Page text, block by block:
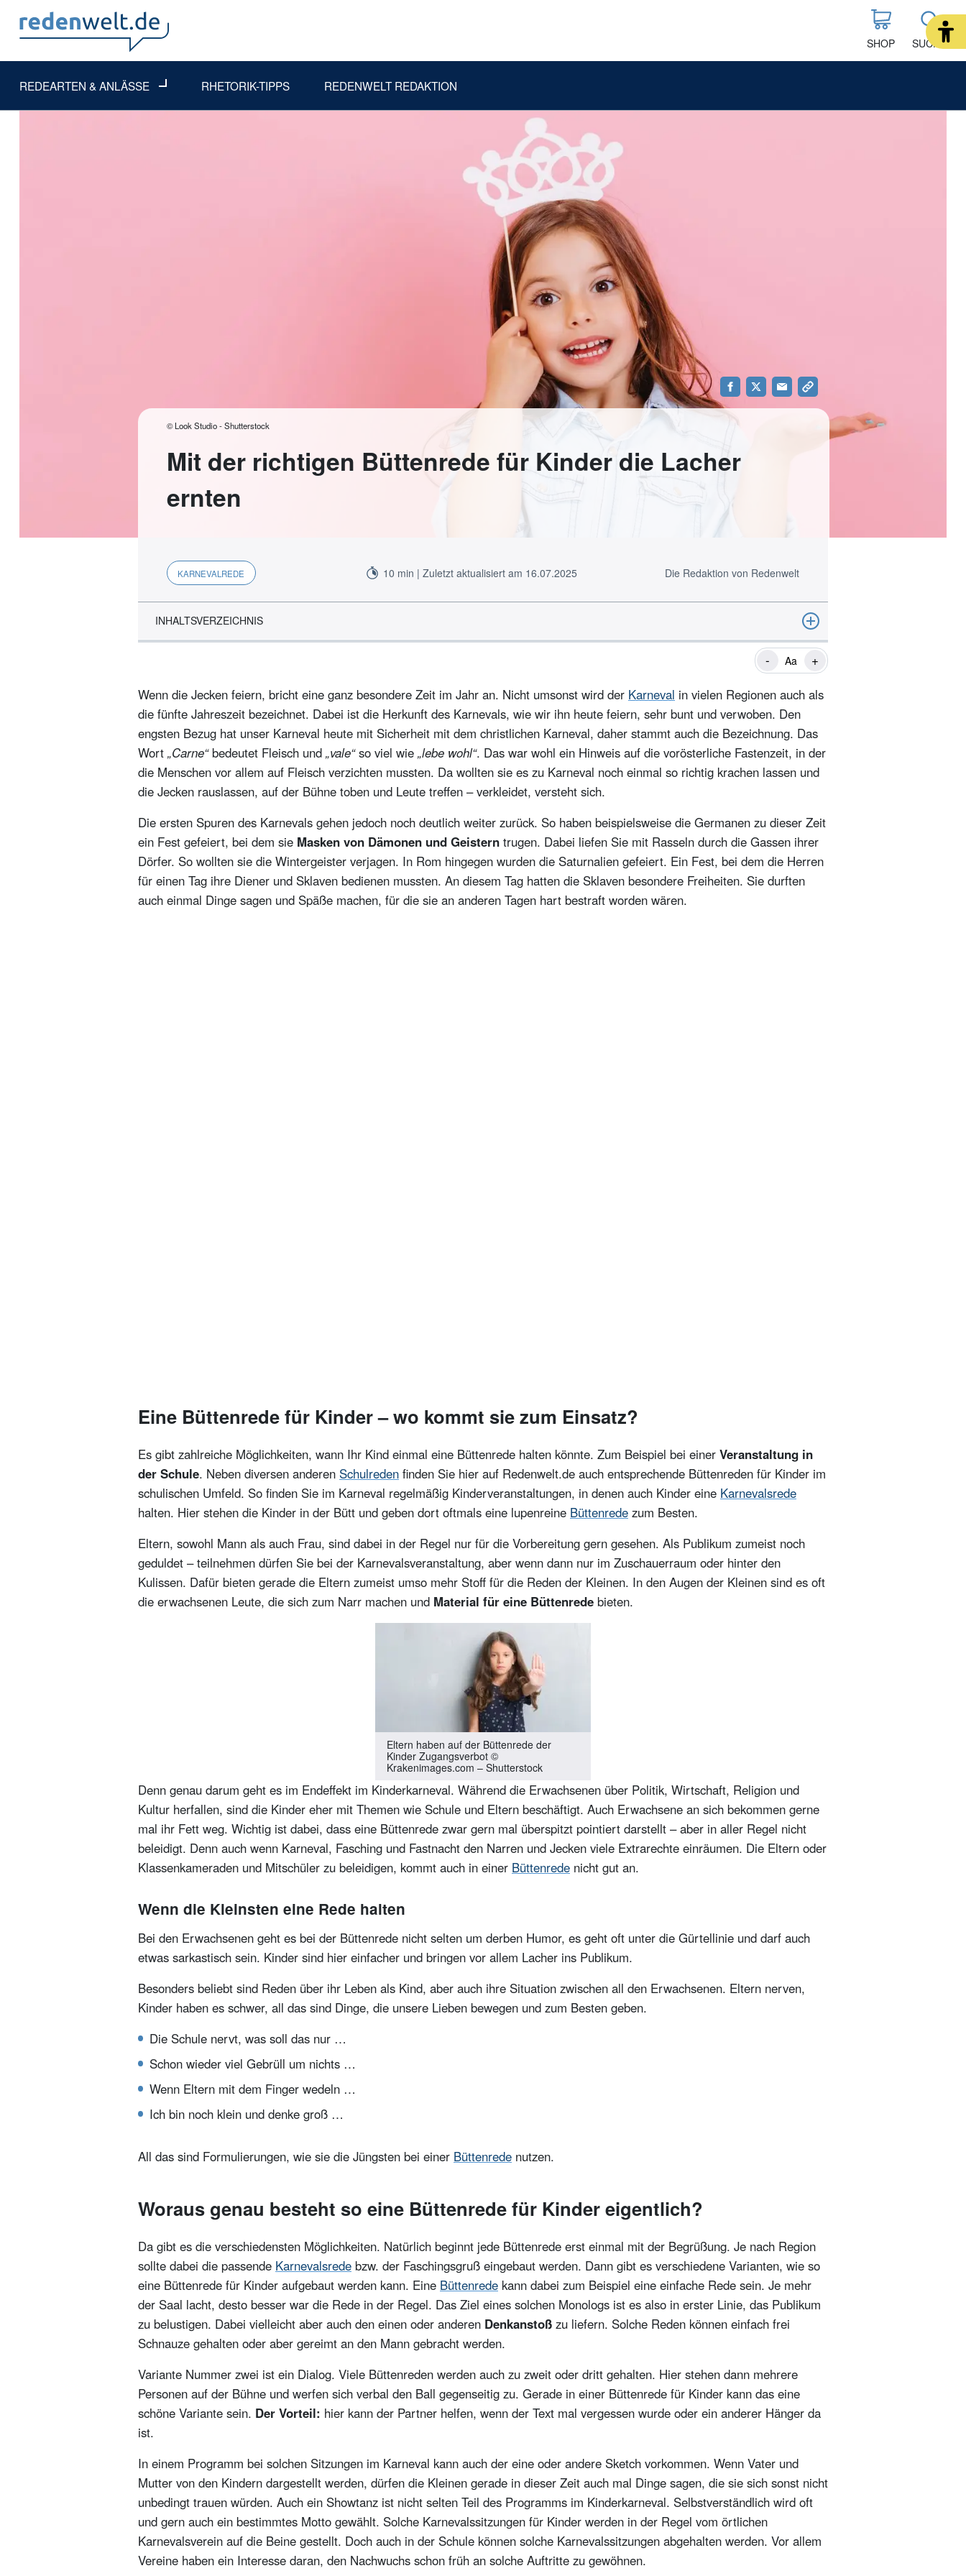
SHOP SUCHE
REDEARTEN & ANLÄSSE RHETORIK-TIPPS REDENWELT REDAKTION
© Look Studio - Shutterstock
Mit der richtigen Büttenrede für Kinder die Lacher
ernten
KARNEVALREDE 10 min | Zuletzt aktualisiert am 16.07.2025 Die Redaktion von Redenwelt
INHALTSVERZEICHNIS
Verkleidungen selber machen – so geht’s kinderleicht
Die Büttenrede vorbereiten – darauf gilt es zu achten
- Aa
+
Wenn die Jecken feiern, bricht eine ganz besondere Zeit im Jahr an. Nicht umsonst wird der Karneval in vielen Regionen auch als
die fünfte Jahreszeit bezeichnet. Dabei ist die Herkunft des Karnevals, wie wir ihn heute feiern, sehr bunt und verwoben. Den
engsten Bezug hat unser Karneval heute mit Sicherheit mit dem christlichen Karneval, daher stammt auch die Bezeichnung. Das
Wort „Carne“bedeutet Fleisch und „vale“so viel wie „lebe wohl“. Das war wohl ein Hinweis auf die vorösterliche Fastenzeit, in der
die Menschen vor allem auf Fleisch verzichten mussten. Da wollten sie es zu Karneval noch einmal so richtig krachen lassen und
die Jecken rauslassen, auf der Bühne toben und Leute treffen – verkleidet, versteht sich.
Die ersten Spuren des Karnevals gehen jedoch noch deutlich weiter zurück. So haben beispielsweise die Germanen zu dieser Zeit
ein Fest gefeiert, bei dem sie Masken von Dämonen und Geistern trugen. Dabei liefen Sie mit Rasseln durch die Gassen ihrer
Dörfer. So wollten sie die Wintergeister verjagen. In Rom hingegen wurden die Saturnalien gefeiert. Ein Fest, bei dem die Herren
für einen Tag ihre Diener und Sklaven bedienen mussten. An diesem Tag hatten die Sklaven besondere Freiheiten. Sie durften
auch einmal Dinge sagen und Späße machen, für die sie an anderen Tagen hart bestraft worden wären.
Eine Büttenrede für Kinder – wo kommt sie zum Einsatz?
Es gibt zahlreiche Möglichkeiten, wann Ihr Kind einmal eine Büttenrede halten könnte. Zum Beispiel bei einer Veranstaltung in
der Schule. Neben diversen anderen Schulreden finden Sie hier auf Redenwelt.de auch entsprechende Büttenreden für Kinder im
schulischen Umfeld. So finden Sie im Karneval regelmäßig Kinderveranstaltungen, in denen auch Kinder eine Karnevalsrede
halten. Hier stehen die Kinder in der Bütt und geben dort oftmals eine lupenreine Büttenrede zum Besten.
Eltern, sowohl Mann als auch Frau, sind dabei in der Regel nur für die Vorbereitung gern gesehen. Als Publikum zumeist noch
geduldet – teilnehmen dürfen Sie bei der Karnevalsveranstaltung, aber wenn dann nur im Zuschauerraum oder hinter den
Kulissen. Dafür bieten gerade die Eltern zumeist umso mehr Stoff für die Reden der Kleinen. In den Augen der Kleinen sind es oft
die erwachsenen Leute, die sich zum Narr machen und Material für eine Büttenrede bieten.
Eltern haben auf der Büttenrede der
Kinder Zugangsverbot ©
Krakenimages.com – Shutterstock
Denn genau darum geht es im Endeffekt im Kinderkarneval. Während die Erwachsenen über Politik, Wirtschaft, Religion und
Kultur herfallen, sind die Kinder eher mit Themen wie Schule und Eltern beschäftigt. Auch Erwachsene an sich bekommen gerne
mal ihr Fett weg. Wichtig ist dabei, dass eine Büttenrede zwar gern mal überspitzt pointiert darstellt – aber in aller Regel nicht
beleidigt. Denn auch wenn Karneval, Fasching und Fastnacht den Narren und Jecken viele Extrarechte einräumen. Die Eltern oder
Klassenkameraden und Mitschüler zu beleidigen, kommt auch in einer Büttenrede nicht gut an.
Wenn die Kleinsten eine Rede halten
Bei den Erwachsenen geht es bei der Büttenrede nicht selten um derben Humor, es geht oft unter die Gürtellinie und darf auch
etwas sarkastisch sein. Kinder sind hier einfacher und bringen vor allem Lacher ins Publikum.
Besonders beliebt sind Reden über ihr Leben als Kind, aber auch ihre Situation zwischen all den Erwachsenen. Eltern nerven,
Kinder haben es schwer, all das sind Dinge, die unsere Lieben bewegen und zum Besten geben.
Die Schule nervt, was soll das nur …
Schon wieder viel Gebrüll um nichts …
Wenn Eltern mit dem Finger wedeln …
Ich bin noch klein und denke groß …
All das sind Formulierungen, wie sie die Jüngsten bei einer Büttenrede nutzen.
Woraus genau besteht so eine Büttenrede für Kinder eigentlich?
Da gibt es die verschiedensten Möglichkeiten. Natürlich beginnt jede Büttenrede erst einmal mit der Begrüßung. Je nach Region
sollte dabei die passende Karnevalsrede bzw. der Faschingsgruß eingebaut werden. Dann gibt es verschiedene Varianten, wie so
eine Büttenrede für Kinder aufgebaut werden kann. Eine Büttenrede kann dabei zum Beispiel eine einfache Rede sein. Je mehr
der Saal lacht, desto besser war die Rede in der Regel. Das Ziel eines solchen Monologs ist es also in erster Linie, das Publikum
zu belustigen. Dabei vielleicht aber auch den einen oder anderen Denkanstoß zu liefern. Solche Reden können einfach frei
Schnauze gehalten oder aber gereimt an den Mann gebracht werden.
Variante Nummer zwei ist ein Dialog. Viele Büttenreden werden auch zu zweit oder dritt gehalten. Hier stehen dann mehrere
Personen auf der Bühne und werfen sich verbal den Ball gegenseitig zu. Gerade in einer Büttenrede für Kinder kann das eine
schöne Variante sein. Der Vorteil: hier kann der Partner helfen, wenn der Text mal vergessen wurde oder ein anderer Hänger da
ist.
In einem Programm bei solchen Sitzungen im Karneval kann auch der eine oder andere Sketch vorkommen. Wenn Vater und
Mutter von den Kindern dargestellt werden, dürfen die Kleinen gerade in dieser Zeit auch mal Dinge sagen, die sie sich sonst nicht
unbedingt trauen würden. Auch ein Showtanz ist nicht selten Teil des Programms im Kinderkarneval. Selbstverständlich wird oft
und gern auch ein bestimmtes Motto gewählt. Solche Karnevalssitzungen für Kinder werden in der Regel vom örtlichen
Karnevalsverein auf die Beine gestellt. Doch auch in der Schule können solche Karnevalssitzungen abgehalten werden. Vor allem
Vereine haben ein Interesse daran, den Nachwuchs schon früh an solche Auftritte zu gewöhnen.